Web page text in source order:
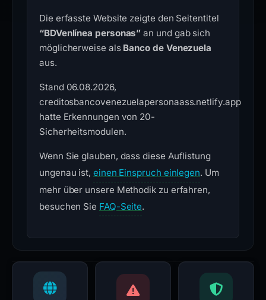
Die erfasste Website zeigte den Seitentitel
“BDVenlínea personas” an und gab sich
möglicherweise als Banco de Venezuela
aus.
Stand 06.08.2026,
creditosbancovenezuelapersonaass.netlify.app
hatte Erkennungen von 20-
Sicherheitsmodulen.
Wenn Sie glauben, dass diese Auflistung
ungenau ist, einen Einspruch einlegen. Um
mehr über unsere Methodik zu erfahren,
besuchen Sie FAQ-Seite.